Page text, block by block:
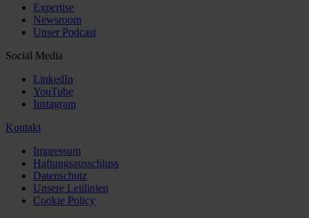
Expertise
Newsroom
Unser Podcast
Social Media
LinkedIn
YouTube
Instagram
Kontakt
Impressum
Haftungsausschluss
Datenschutz
Unsere Leitlinien
Cookie Policy